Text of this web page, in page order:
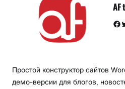
AF
Facebook Twitter
Простой конструктор сайтов
демо-версии для блогов,